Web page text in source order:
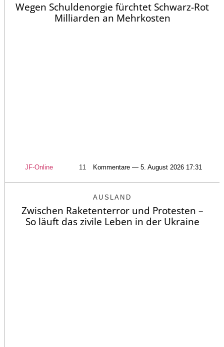
Wegen Schuldenorgie fürchtet Schwarz-Rot
Milliarden an Mehrkosten
JF-Online 11 Kommentare — 5. August 2026 17:31
AUSLAND
Zwischen Raketenterror und Protesten –
So läuft das zivile Leben in der Ukraine